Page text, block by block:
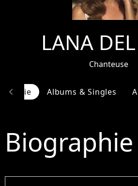
LANA
Chanteuse
Albums & Singles
chevron_left
Biographie